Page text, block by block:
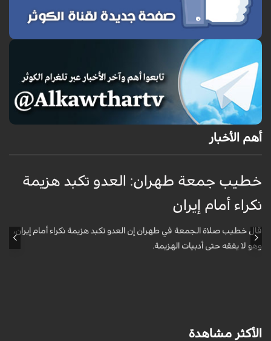
أهم الأخبار
خطيب جمعة طهران: العدو تكبد هزيمة
نكراء أمام إيران
قال خطيب صلاة الجمعة في طهران إن العدو تكبد هزيمة نكراء أمام إيران،
وهو لا يفقه حتى أدبيات الهزيمة.
الأكثر مشاهدة